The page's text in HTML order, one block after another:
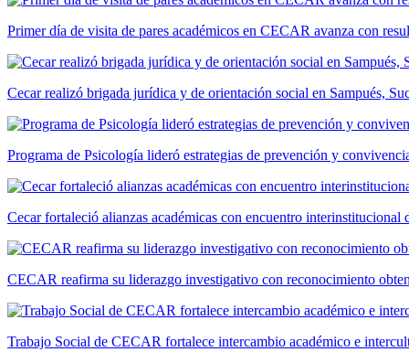
Primer día de visita de pares académicos en CECAR avanza con
Cecar realizó brigada jurídica y de orientación social en Sampués,
Programa de Psicología lideró estrategias de prevención y
Cecar fortaleció alianzas académicas con encuentro interinstitucional
CECAR reafirma su liderazgo investigativo con reconocimiento
Trabajo Social de CECAR fortalece intercambio académico e